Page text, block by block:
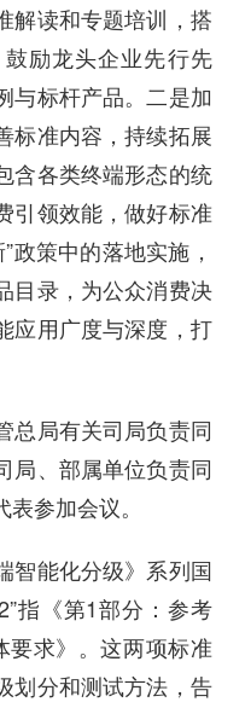
解读和专题培训，搭
励龙头企业先行先
与标杆产品。二是加
标准内容，持续拓展
含各类终端形态的统
引领效能，做好标准
政策中的落地实施，
目录，为公众消费决
应用广度与深度，打
局有关司局负责同
局、部属单位负责同
参加会议。
能化分级》系列国
指《第1部分：参考
要求》。这两项标准
划分和测试方法，告